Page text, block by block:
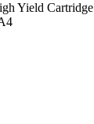
Yield Cartridge